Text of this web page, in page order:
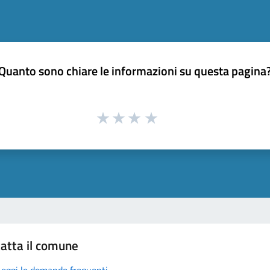
sono chiare le informazioni su questa
il comune